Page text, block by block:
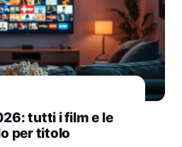
tutti i film e le
per titolo